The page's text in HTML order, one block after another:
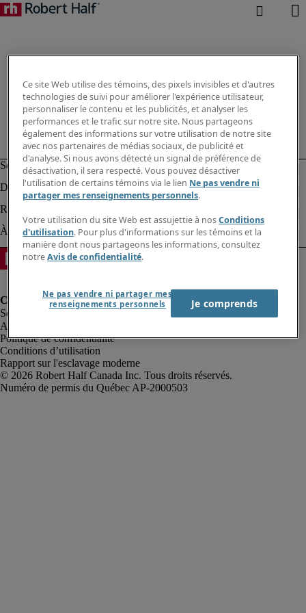
Alerte à la fraude
Politique de confidentialité
Conditions d’utilisation
Rapport sur l'esclavage moderne
Robert Half Canada Inc. Tous droits réservés.
Ce site Web utilise des témoins, des pixels invisibles et d'autres
technologies de suivi pour améliorer l'expérience utilisateur,
personnaliser le contenu et les publicités, et analyser les
performances et le trafic sur notre site. Nous partageons
également des informations sur votre utilisation de notre site
avec nos partenaires de médias sociaux, de publicité et
d'analyse. Si nous avons détecté un signal de préférence de
désactivation, il sera respecté. Vous pouvez désactiver
l'utilisation de certains témoins via le lien Ne pas vendre ni
partager mes renseignements personnels.
Votre utilisation du site Web est assujettie à nosConditions
d'utilisation. Pour plus d'informations sur les témoins et la
manière dont nous partageons les informations, consultez
notreAvis de confidentialité.
Ne pas vendre ni partager mes
renseignements personnels
Je comprends